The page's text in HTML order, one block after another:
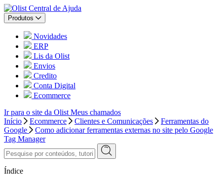
Central de Ajuda
Produtos
Novidades
ERP
Lis da Olist
Envios
Credito
Conta Digital
Ecommerce
Ir para o site da Olist Meus chamados
Início
Ecommerce Clientes e Comunicações
Ferramentas do
Google
Como adicionar ferramentas externas no site pelo Google
Tag Manager
Índice